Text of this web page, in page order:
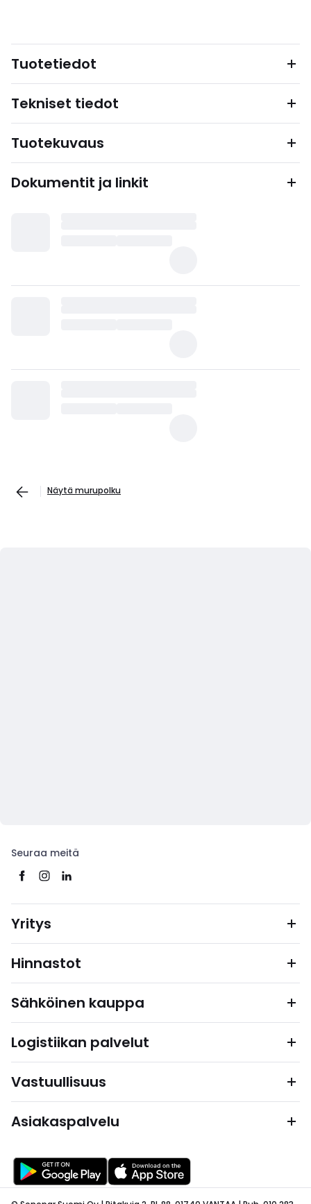
Tuotetiedot
Tekniset tiedot
Tuotekuvaus
Dokumentit ja linkit
Näytä murupolku
Seuraa meitä
Yritys
Hinnastot
Sähköinen kauppa
Logistiikan palvelut
Vastuullisuus
Asiakaspalvelu